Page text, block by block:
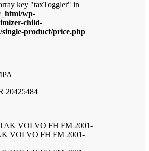
key "taxToggler" in
wp-
child-
single-product/price.php
20425484
VOLVO FH FM 2001-